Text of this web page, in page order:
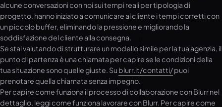
alcune conversazioni con noi sui tempi reali per tipologia di
progetto, hanno iniziato a comunicare al cliente i tempi corretti con
un piccolo buffer, eliminando la pressione e migliorando la
soddisfazione del cliente alla consegna.
Se stai valutando di strutturare un modello simile per la tua agenzia, il
punto di partenza è una chiamata per capire se le condizioni della
tua situazione sono quelle giuste. Su blurr.it/contatti/puoi
prenotare quella chiamata senza impegno.
Per capire come funziona il processo di collaborazione con Blurr nel
dettaglio, leggicome funziona lavorare con Blurr. Per capire come